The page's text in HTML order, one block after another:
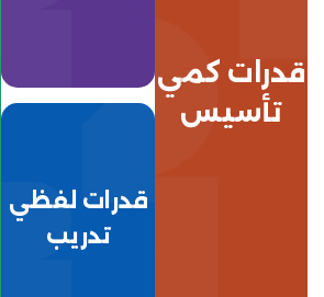
قدرات كمي
تأسيس
قدرات لفظي
تدريب